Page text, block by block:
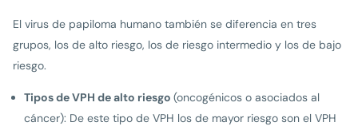
El virus de papiloma humano también se diferencia en tres
grupos, los de alto riesgo, los de riesgo intermedio y los de bajo
riesgo.
Tipos de VPH de alto riesgo (oncogénicos o asociados al
cáncer): De este tipo de VPH los de mayor riesgo son el VPH